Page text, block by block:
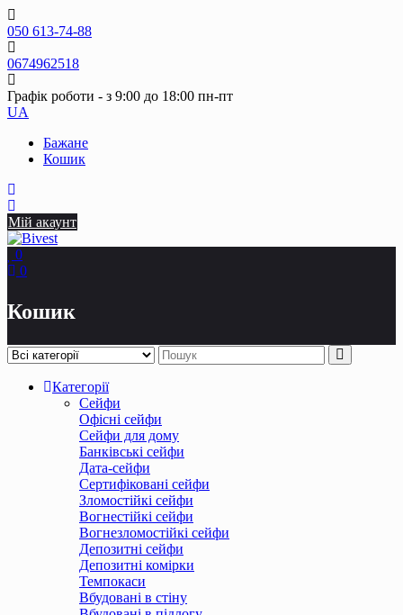
Skip
to
content
050 613-74-88
0674962518
Графік роботи - з 9:00 до 18:00 пн-пт
UA
Бажане
Кошик
Мій акаунт
0
0
Кошик
Категорії
Сейфи
Офісні сейфи
Сейфи для дому
Банківські сейфи
Дата-сейфи
Сертифіковані сейфи
Зломостійкі сейфи
Вогнестійкі сейфи
Вогнезломостійкі сейфи
Депозитні сейфи
Депозитні комірки
Темпокаси
Вбудовані в стіну